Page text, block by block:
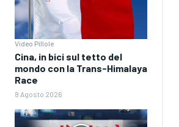
Video Pillole
Cina, in bici sul tetto del
mondo con la Trans-Himalaya
Race
8 Agosto 2026